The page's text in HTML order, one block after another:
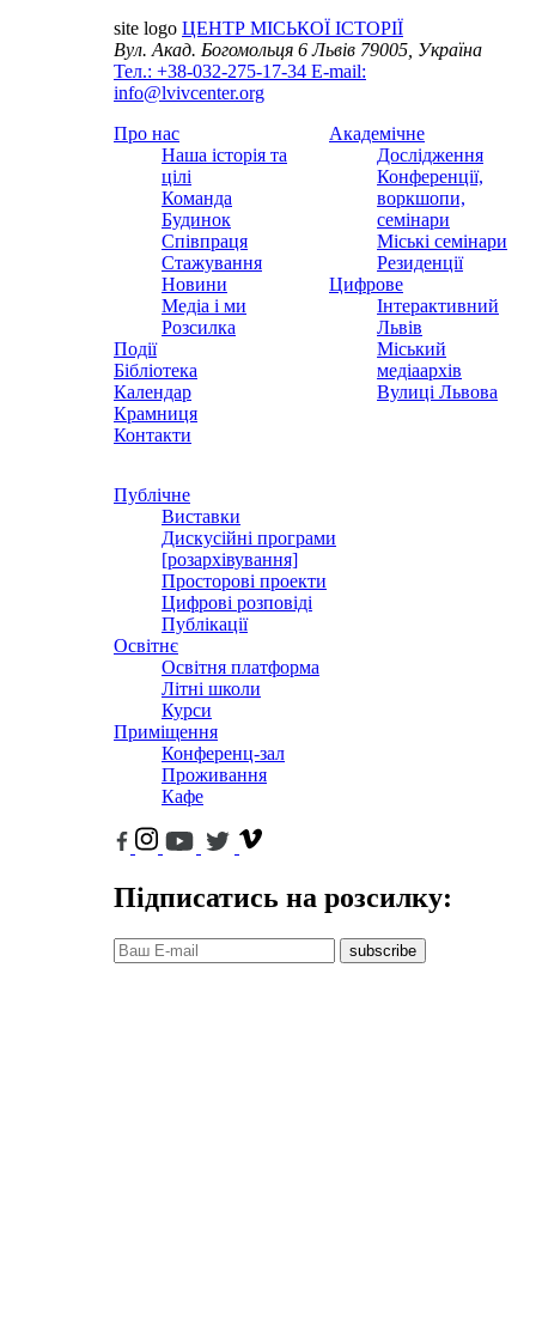
site logo ЦЕНТР МІСЬКОЇ ІСТОРІЇ
Вул. Акад. Богомольця 6Львів 79005, Україна
Тел.: +38-032-275-17-34 E-mail:
info@lvivcenter.org
Про нас
Наша історія та
цілі
Команда
Будинок
Співпраця
Стажування
Новини
Медіа і ми
Розсилка
Події
Бібліотека
Календар
Крамниця
Контакти
Академічне
Дослідження
Конференції,
воркшопи,
семінари
Міські семінари
Резиденції
Цифрове
Інтерактивний
Львів
Міський
медіаархів
Вулиці Львова
Публічне
Виставки
Дискусійні програми
[розархівування]
Просторові проекти
Цифрові розповіді
Публікації
Освітнє
Освітня платформа
Літні школи
Курси
Приміщення
Конференц-зал
Проживання
Кафе
Підписатись на розсилку:
subscribe